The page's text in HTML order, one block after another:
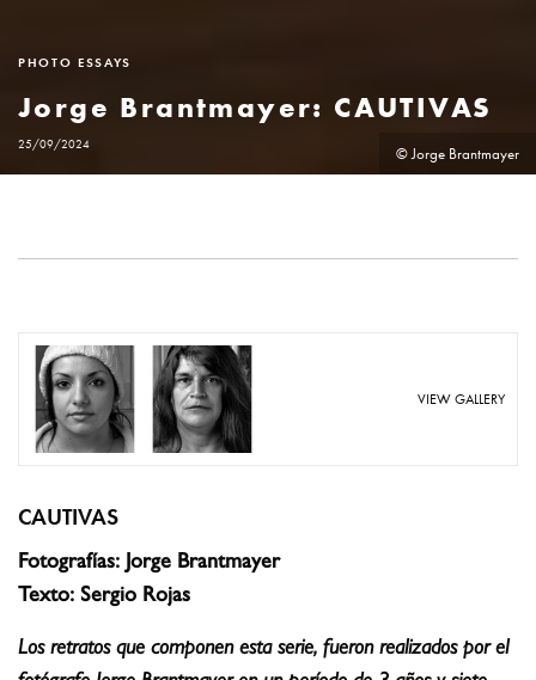
PHOTO ESSAYS
Jorge Brantmayer: CAUTIVAS
25/09/2024 © Jorge Brantmayer
VIEW GALLERY
CAUTIVAS
Fotografías: Jorge Brantmayer
Texto: Sergio Rojas
Los retratos que componen esta serie, fueron realizados por el